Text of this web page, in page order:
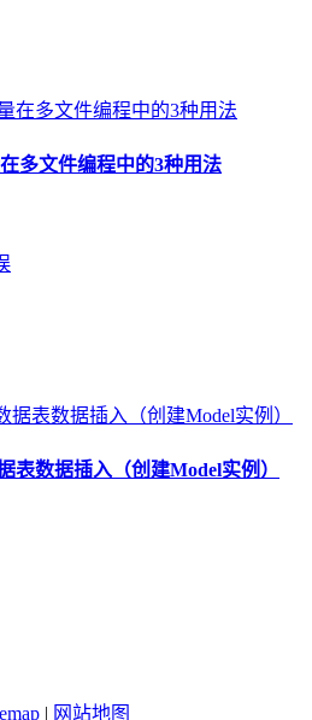
多文件编程中的3种用法
表数据插入（创建Model实例）
| 网站地图